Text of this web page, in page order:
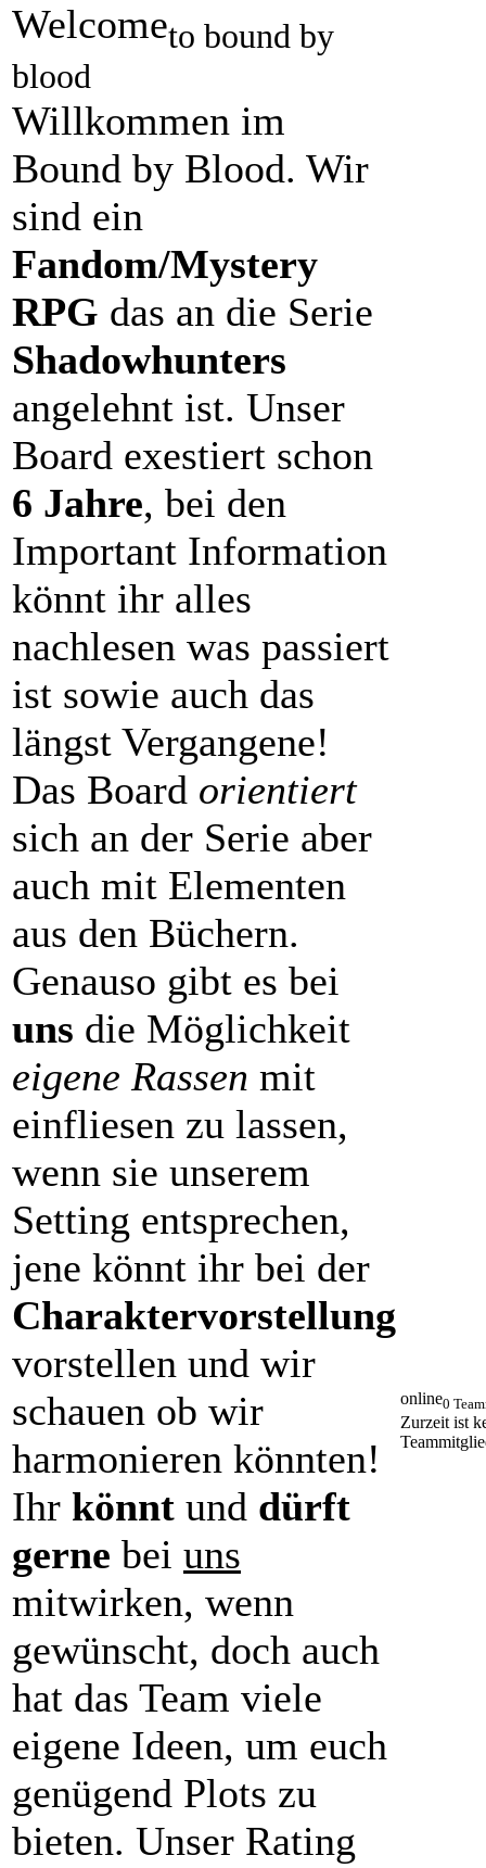
Welcometo bound by
blood
Willkommen im
Bound by Blood. Wir
sind ein
Fandom/Mystery
RPG das an die Serie
Shadowhunters
angelehnt ist. Unser
Board exestiert schon
6 Jahre, bei den
Important Information
könnt ihr alles
nachlesen was passiert
ist sowie auch das
längst Vergangene!
Das Board orientiert
sich an der Serie aber
auch mit Elementen
aus den Büchern.
Genauso gibt es bei
uns die Möglichkeit
eigene Rassen mit
einfliesen zu lassen,
wenn sie unserem
Setting entsprechen,
jene könnt ihr bei der
Charaktervorstellung
vorstellen und wir
schauen ob wir
harmonieren könnten!
Ihr könnt und dürft
gerne bei uns
mitwirken, wenn
gewünscht, doch auch
hat das Team viele
eigene Ideen, um euch
genügend Plots zu
bieten. Unser Rating
online0
Zurzeit ist